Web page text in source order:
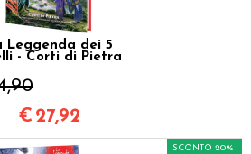
Leggenda dei 5
- Corti di Pietra
€ 27,92
SCONTO 20%